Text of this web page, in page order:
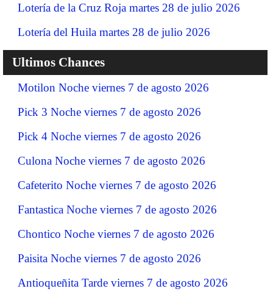
Lotería de la Cruz Roja martes 28 de julio 2026
Lotería del Huila martes 28 de julio 2026
Ultimos Chances
Motilon Noche viernes 7 de agosto 2026
Pick 3 Noche viernes 7 de agosto 2026
Pick 4 Noche viernes 7 de agosto 2026
Culona Noche viernes 7 de agosto 2026
Cafeterito Noche viernes 7 de agosto 2026
Fantastica Noche viernes 7 de agosto 2026
Chontico Noche viernes 7 de agosto 2026
Paisita Noche viernes 7 de agosto 2026
Antioqueñita Tarde viernes 7 de agosto 2026